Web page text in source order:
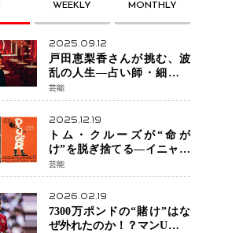
WEEKLY MONTHLY
2025.09.12
戸田恵梨香さんが挑む、波
乱の人生―占い師・細木数
子をNetflixで実写化
芸能
2025.12.19
トム・クルーズが“命が
け”を脱ぎ捨てる―イニャリ
トゥ監督と挑む前代未聞の
大惨事コメディ「DIGGER
ディガー」始動
芸能
2026.02.19
7300万ポンドの“賭け”はな
ぜ外れたのか！？マンU、サ